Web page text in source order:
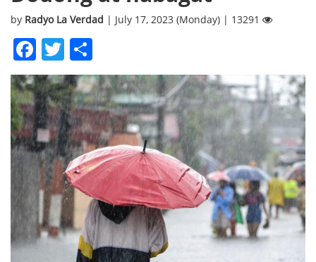
by Radyo La Verdad | July 17, 2023 (Monday) | 13291
Facebook
Twitter